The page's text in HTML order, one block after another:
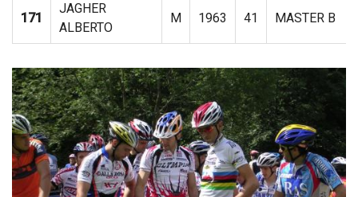
171
JAGHER
ALBERTO
M 1963 41 MASTER B